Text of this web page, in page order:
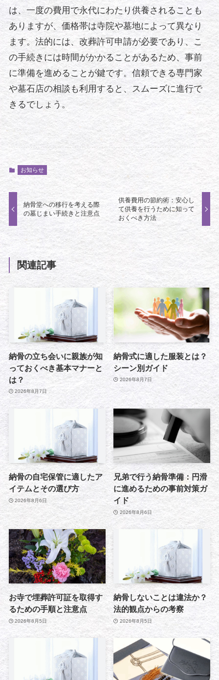
は、一度の費用で永代にわたり供養されることも
ありますが、価格帯は寺院や墓地によって異なり
ます。法的には、改葬許可申請が必要であり、こ
の手続きには時間がかかることがあるため、事前
に準備を進めることが鍵です。信頼できる専門家
や墓石店の相談も利用すると、スムーズに進行で
きるでしょう。
お知らせ
納骨堂への移行を考える際
の墓じまい手続きと注意点
供養費用の節約術：安心し
て供養を行うために知って
おくべき方法
関連記事
納骨の立ち会いに親族が知
っておくべき基本マナーと
は？
2026年8月7日
納骨式に適した服装とは？
シーン別ガイド
2026年8月7日
納骨の自宅保管に適したア
イテムとその選び方
2026年8月6日
兄弟で行う納骨準備：円滑
に進めるための事前対策ガ
イド
2026年8月6日
お寺で埋葬許可証を取得す
るための手順と注意点
2026年8月5日
納骨しないことは違法か？
法的観点からの考察
2026年8月5日